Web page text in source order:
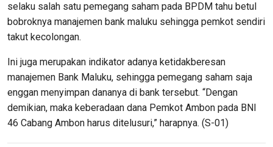
selaku salah satu pemegang saham pada BPDM tahu betul
bobroknya manajemen bank maluku sehingga pemkot sendiri
takut kecolongan.
Ini juga merupakan indikator adanya ketidakberesan
manajemen Bank Maluku, sehingga pemegang saham saja
enggan menyimpan dananya di bank tersebut. “Dengan
demikian, maka keberadaan dana Pemkot Ambon pada BNI
46 Cabang Ambon harus ditelusuri,” harapnya. (S-01)